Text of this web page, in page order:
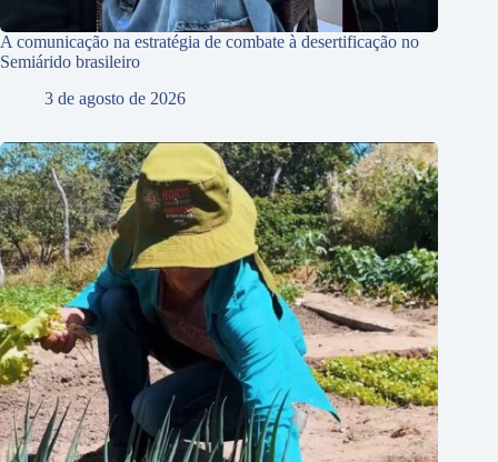
A comunicação na estratégia de combate à desertificação no
Semiárido brasileiro
3 de agosto de 2026